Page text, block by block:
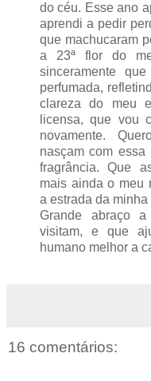
do céu. Esse ano
aprendi a pedir
que machucaram
a 23ª flor do
sinceramente
perfumada,
clareza do meu
licensa, que vou
novamente.
nasçam com
fragrância. Que
mais ainda o meu
a estrada da minha
Grande abraço
visitam, e que
humano melhor a
16 comentários: